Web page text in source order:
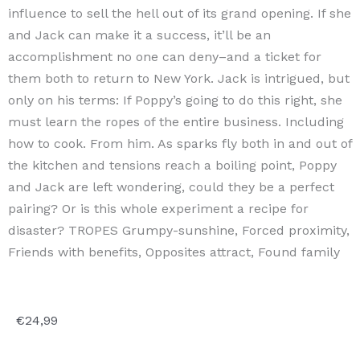
influence to sell the hell out of its grand opening. If she
and Jack can make it a success, it’ll be an
accomplishment no one can deny–and a ticket for
them both to return to New York. Jack is intrigued, but
only on his terms: If Poppy’s going to do this right, she
must learn the ropes of the entire business. Including
how to cook. From him. As sparks fly both in and out of
the kitchen and tensions reach a boiling point, Poppy
and Jack are left wondering, could they be a perfect
pairing? Or is this whole experiment a recipe for
disaster? TROPES Grumpy-sunshine, Forced proximity,
Friends with benefits, Opposites attract, Found family
€24,99